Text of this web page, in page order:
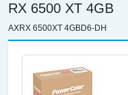
RX 6500 XT 4GB
AXRX 6500XT 4GBD6-DH